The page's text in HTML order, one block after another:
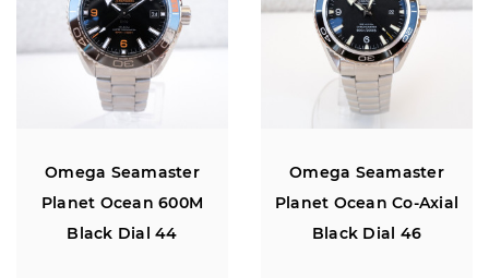
Omega Seamaster
Planet Ocean 600M
Black Dial 44
Omega Seamaster
Planet Ocean Co-Axial
Black Dial 46